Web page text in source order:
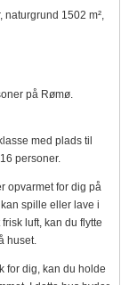
1502 m²,
på Rømø.
med plads til
personer.
opvarmet for dig på
spille eller lave i
luft, kan du flytte
huset.
for dig, kan du holde